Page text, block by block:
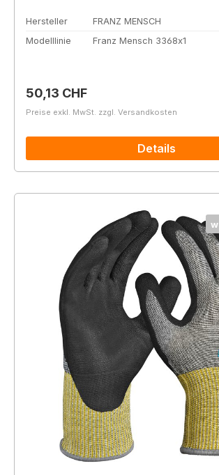
Hersteller
FRANZ MENSCH
Modelllinie
Franz Mensch 3368x1
Regulärer Preis:
50,13 CHF
Preise exkl. MwSt. zzgl. Versandkosten
Details